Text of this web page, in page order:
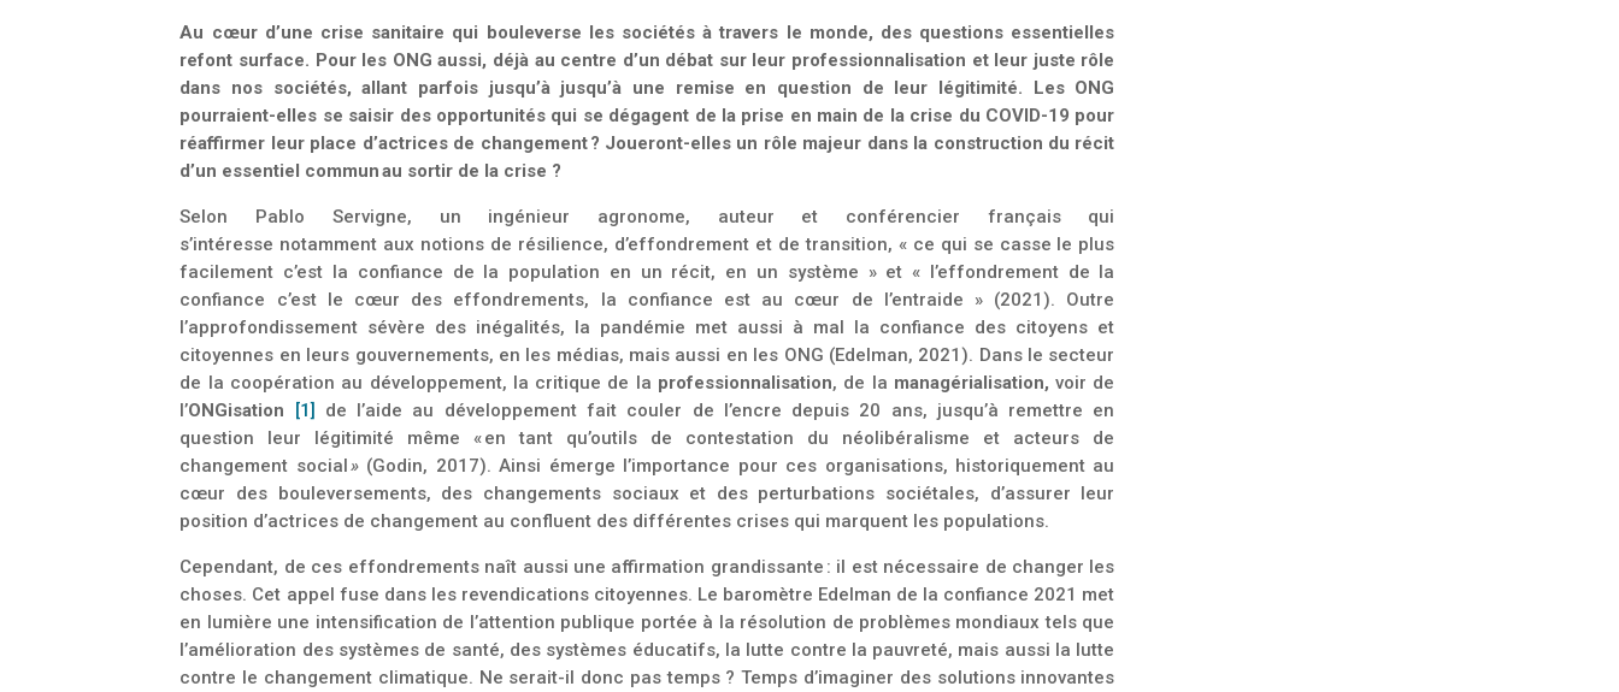
Au cœur d’une crise sanitaire qui bouleverse les sociétés à travers le monde, des questions essentielles
refont surface. Pour les ONG aussi, déjà au centre d’un débat sur leur professionnalisation et leur juste rôle
dans nos sociétés, allant parfois jusqu’à jusqu’à une remise en question de leur légitimité. Les ONG
pourraient-elles se saisir des opportunités qui se dégagent de la prise en main de la crise du COVID-19 pour
réaffirmer leur place d’actrices de changement ? Joueront-elles un rôle majeur dans la construction du récit
d’un essentiel commun au sortir de la crise ?
Selon Pablo Servigne, un ingénieur agronome, auteur et conférencier français qui
s’intéresse notamment aux notions de résilience, d’effondrement et de transition, « ce qui se casse le plus
facilement c’est la confiance de la population en un récit, en un système » et « l’effondrement de la
confiance c’est le cœur des effondrements, la confiance est au cœur de l’entraide » (2021). Outre
l’approfondissement sévère des inégalités, la pandémie met aussi à mal la confiance des citoyens et
citoyennes en leurs gouvernements, en les médias, mais aussi en les ONG (Edelman, 2021). Dans le secteur
de la coopération au développement, la critique de la professionnalisation, de la managérialisation,voir de
l’ONGisation [1]
de l’aide au développement fait couler de l’encre depuis 20 ans, jusqu’à remettre en
question leur légitimité même « en tant qu’outils de contestation du néolibéralisme et acteurs de
changement social» (Godin, 2017). Ainsi émerge l’importance pour ces organisations, historiquement au
cœur des bouleversements, des changements sociaux et des perturbations sociétales, d’assurer leur
position d’actrices de changement au confluent des différentes crises qui marquent les populations.
Cependant, de ces effondrements naît aussi une affirmation grandissante : il est nécessaire de changer les
choses. Cet appel fuse dans les revendications citoyennes. Le baromètre Edelman de la confiance 2021 met
en lumière une intensification de l’attention publique portée à la résolution de problèmes mondiaux tels que
l’amélioration des systèmes de santé, des systèmes éducatifs, la lutte contre la pauvreté, mais aussi la lutte
contre le changement climatique. Ne serait-il donc pas temps ? Temps d’imaginer des solutions innovantes